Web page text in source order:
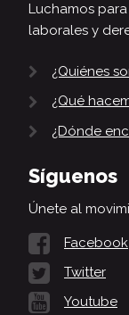
Luchamos
laborales y
¿Quiénes
¿Qué
¿Dónde
Síguenos
Únete al
Facebook
Twitter
Youtube